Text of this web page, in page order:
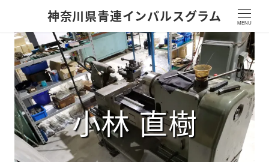
神奈川県青連インパルスグラム MENU
小林 直樹